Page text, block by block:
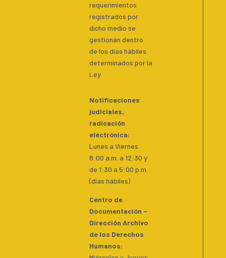
requerimientos
registrados por
dicho medio se
gestionan dentro
de los días hábiles
determinados por la
Ley
Notificaciones
judiciales,
radicación
electrónica:
Lunes a Viernes
8:00 a.m. a 12:30 y
de 1:30 a 5:00 p.m.
(días hábiles)
Centro de
Documentación –
Dirección Archivo
de los Derechos
Humanos: